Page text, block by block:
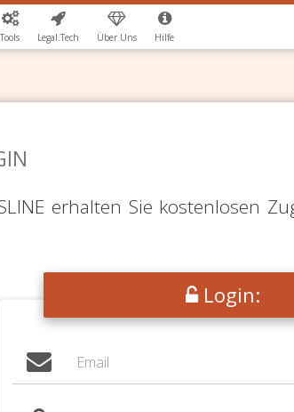
Tools Legal.Tech Über Uns Hilfe
erhalten Sie kostenlosen
Login: